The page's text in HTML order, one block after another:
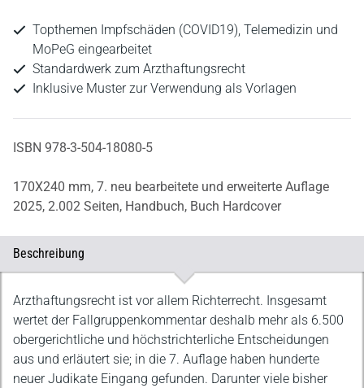
Topthemen Impfschäden (COVID19), Telemedizin und
MoPeG eingearbeitet
Standardwerk zum Arzthaftungsrecht
Inklusive Muster zur Verwendung als Vorlagen
ISBN 978-3-504-18080-5
170X240 mm, 7. neu bearbeitete und erweiterte Auflage
2025, 2.002 Seiten, Handbuch, Buch Hardcover
Beschreibung
Beschreibung
Arzthaftungsrecht ist vor allem Richterrecht. Insgesamt
wertet der Fallgruppenkommentar deshalb mehr als 6.500
obergerichtliche und höchstrichterliche Entscheidungen
aus und erläutert sie; in die 7. Auflage haben hunderte
neuer Judikate Eingang gefunden. Darunter viele bisher